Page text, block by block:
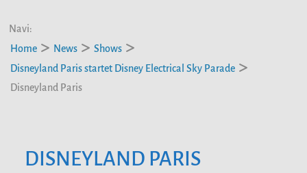
Navi:
Home
News
Shows
Disneyland Paris startet Disney Electrical Sky Parade
Disneyland Paris
DISNEYLAND PARIS